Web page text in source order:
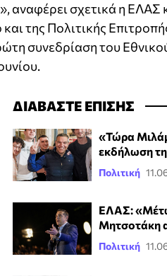
αναφέρει σχετικά η
της Πολιτικής
συνεδρίαση του
ΔΙΑΒΑΣΤΕ ΕΠΙΣΗΣ
«Τώρα
εκδήλωση
Πολιτική
ΕΛΑΣ:
Μητσοτάκη
Πολιτική